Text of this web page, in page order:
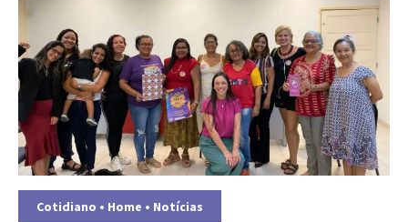
Cotidiano • Home • Notícias